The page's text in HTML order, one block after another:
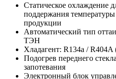
Статическое охлаждение
поддержания
продукции
Автоматический тип
ТЭН
Хладагент: R134a /
Подогрев переднего
запотевания
Электронный блок